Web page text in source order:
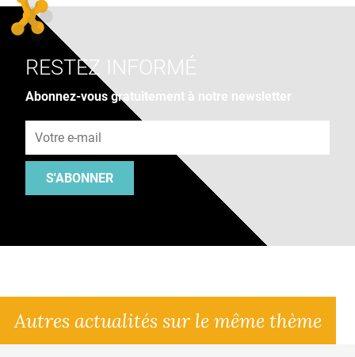
RESTEZ INFORMÉ
Abonnez-vous gratuitement à notre newsletter
S'ABONNER
Autres actualités sur le même thème